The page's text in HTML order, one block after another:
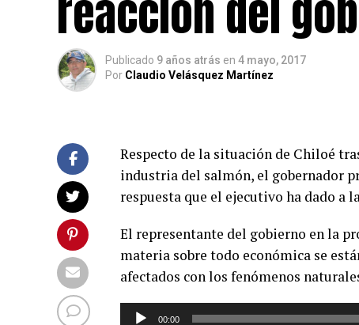
reacción del
Publicado 9 años atrás en 4 mayo, 2017
Por Claudio Velásquez Martínez
Respecto de la situación de Chiloé
industria del salmón, el gobernador
respuesta que el ejecutivo ha dado a
El representante del gobierno en la
materia sobre todo económica se
afectados con los fenómenos
Reproductor
00:00